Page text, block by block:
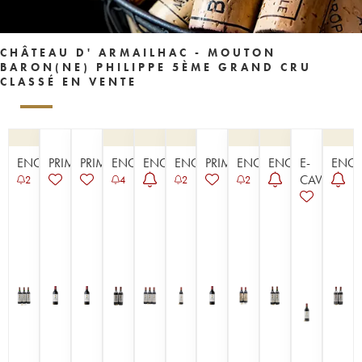
CHÂTEAU D' ARMAILHAC - MOUTON
BARON(NE) PHILIPPE 5ÈME GRAND CRU
CLASSÉ EN VENTE
ENCHÈRE
2
PRIMEURPRIMEURENCHÈRE
4
ENCHÈREENCHÈRE
2
PRIMEURENCHÈRE
2
ENCHÈRE
E-
CAVISTE